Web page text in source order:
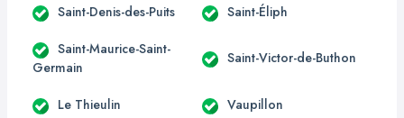
Saint-Denis-des-Puits Saint-Éliph
Saint-Maurice-Saint-
Germain
Saint-Victor-de-Buthon
Le Thieulin Vaupillon